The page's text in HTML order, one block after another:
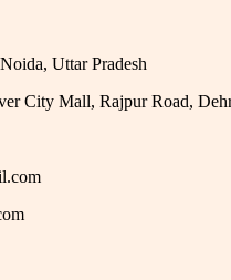
Uttar Pradesh
City Mall, Rajpur Road,